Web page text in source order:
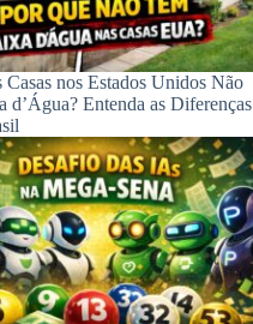
Casas nos Estados Unidos Não
d’Água? Entenda as Diferenças